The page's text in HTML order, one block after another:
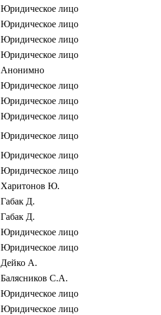
Юридическое лицо
Юридическое лицо
Юридическое лицо
Юридическое лицо
Анонимно
Юридическое лицо
Юридическое лицо
Юридическое лицо
Юридическое лицо
Юридическое лицо
Юридическое лицо
Харитонов Ю.
Габак Д.
Габак Д.
Юридическое лицо
Юридическое лицо
Дейко А.
Балясников С.А.
Юридическое лицо
Юридическое лицо